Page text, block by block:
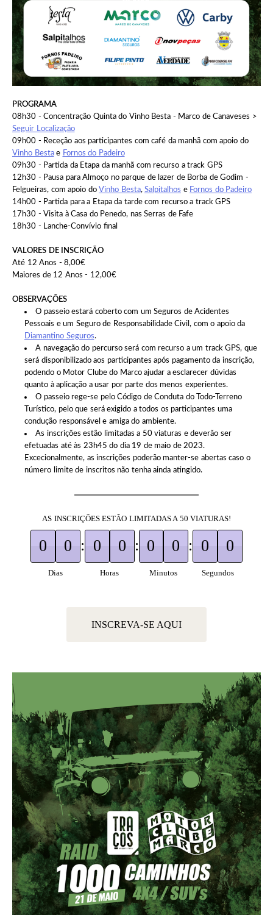
PROGRAMA
08h30 - Concentração Quinta do Vinho Besta - Marco de Canaveses >
Seguir Localização
09h00 - Receção aos participantes com café da manhã com apoio do
Vinho Bestae Fornos do Padeiro
09h30 - Partida da Etapa da manhã com recurso a track GPS
12h30 - Pausa para Almoço no parque de lazer de Borba de Godim -
Felgueiras, com apoio do Vinho Besta, Salpitalhos e Fornos do Padeiro
14h00 - Partida para a Etapa da tarde com recurso a track GPS
17h30 - Visita à Casa do Penedo, nas Serras de Fafe
18h30 - Lanche-Convívio final
VALORES DE INSCRIÇÃO
Até 12 Anos - 8,00€
Maiores de 12 Anos - 12,00€
OBSERVAÇÕES
O passeio estará coberto com um Seguros de Acidentes
Pessoais e um Seguro de Responsabilidade Civil, com o apoio da
Diamantino Seguros.
A navegação do percurso será com recurso a um track GPS, que
será disponibilizado aos participantes após pagamento da inscrição,
podendo o Motor Clube do Marco ajudar a esclarecer dúvidas
quanto à aplicação a usar por parte dos menos experientes.
O passeio rege-se pelo Código de Conduta do Todo-Terreno
Turístico, pelo que será exigido a todos os participantes uma
condução responsável e amiga do ambiente.
As inscrições estão limitadas a 50 viaturas e deverão ser
efetuadas até às 23h45 do dia 19 de maio de 2023.
Excecionalmente, as inscrições poderão manter-se abertas caso o
número limite de inscritos não tenha ainda atingido.
AS INSCRIÇÕES ESTÃO LIMITADAS A 50 VIATURAS!
0
0 0
0
Dias
: 0
0 0
0
Horas
: 0
0 0
0
Minutos
: 0
0 0
0
Segundos
INSCREVA-SE AQUI